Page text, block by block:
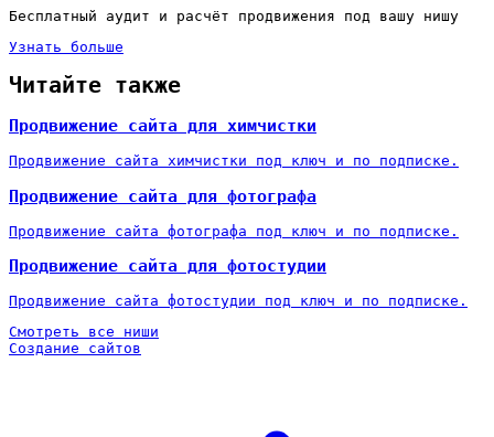
Бесплатный аудит и расчёт продвижения под вашу нишу
Узнать больше
Читайте также
Продвижение сайта для химчистки
Продвижение сайта химчистки под ключ и по подписке.
Продвижение сайта для фотографа
Продвижение сайта фотографа под ключ и по подписке.
Продвижение сайта для фотостудии
Продвижение сайта фотостудии под ключ и по подписке.
Смотреть все ниши
Создание сайтов